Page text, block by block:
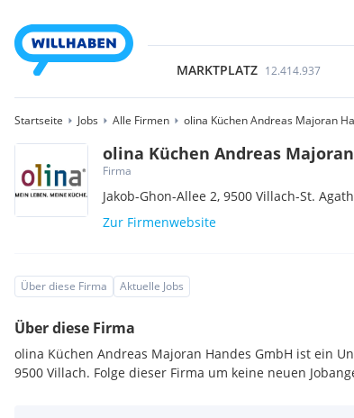
MARKTPLATZ 12.414.937
Startseite Jobs Alle Firmen olina Küchen Andreas Majoran
olina Küchen Andreas
Firma
Jakob-Ghon-Allee 2, 9500 Villach-St.
Zur Firmenwebsite
Über diese Firma Aktuelle Jobs
Über diese Firma
olina Küchen Andreas Majoran Handes GmbH ist ein
9500 Villach. Folge dieser Firma um keine neuen